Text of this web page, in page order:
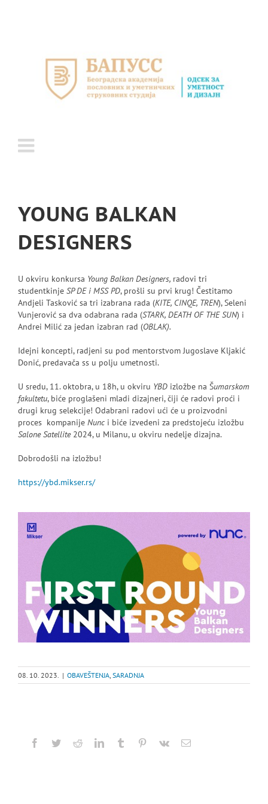
YOUNG BALKAN
DESIGNERS
U okviru konkursa Young Balkan Designers, radovi tri
studentkinje SP DE i MSS PD, prošli su prvi krug! Čestitamo
Andjeli Tasković sa tri izabrana rada (KITE, CINQE, TREN), Seleni
Vunjerović sa dva odabrana rada (STARK, DEATH OF THE SUN) i
Andrei Milić za jedan izabran rad (OBLAK).
Idejni koncepti, radjeni su pod mentorstvom Jugoslave Kljakić
Donić, predavača ss u polju umetnosti.
U sredu, 11. oktobra, u 18h, u okviru YBDizložbe na Šumarskom
fakultetu, biće proglašeni mladi dizajneri, čiji će radovi proći i
drugi krug selekcije! Odabrani radovi ući će u proizvodni
proces kompanije Nunci biće izvedeni za predstojeću izložbu
Salone Satellite2024, u Milanu, u okviru nedelje dizajna.
Dobrodošli na izložbu!
https://ybd.mikser.rs/
08. 10. 2023. | OBAVEŠTENJA, SARADNJA
Facebook
TwitterRedditLinkedInTumblr Pinterest
Vk Email